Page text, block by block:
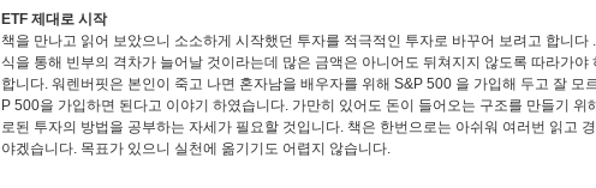
ETF 제대로 시작
책을 만나고 읽어 보았으니 소소하게 시작했던 투자를 적극적인 투자로 바꾸어 보려고 합니다 .
식을 통해 빈부의 격차가 늘어날 것이라는데 많은 금액은 아니어도 뒤쳐지지 않도록 따라가야
합니다. 워렌버핏은 본인이 죽고 나면 혼자남을 배우자를 위해 S&P 500 을 가입해 두고 잘 모
P 500을 가입하면 된다고 이야기 하였습니다. 가만히 있어도 돈이 들어오는 구조를 만들기 위
로된 투자의 방법을 공부하는 자세가 필요할 것입니다. 책은 한번으로는 아쉬워 여러번 읽고
야겠습니다. 목표가 있으니 실천에 옮기기도 어렵지 않습니다.